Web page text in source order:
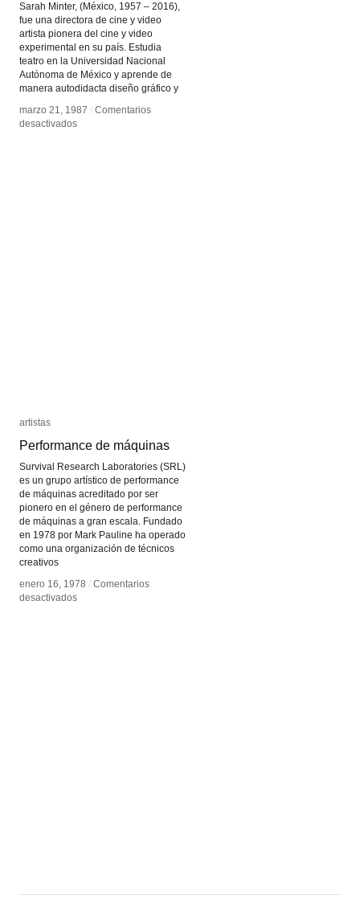
Sarah Minter, (México, 1957 – 2016),
fue una directora de cine y video
artista pionera del cine y video
experimental en su país. Estudia
teatro en la Universidad Nacional
Autónoma de México y aprende de
manera autodidacta diseño gráfico y
marzo 21, 1987 / Comentarios
desactivadosen
marzo 21, 1987 / Comentarios
desactivadosen
artistas
Performance de máquinas
Survival Research Laboratories (SRL)
es un grupo artístico de performance
de máquinas acreditado por ser
pionero en el género de performance
de máquinas a gran escala. Fundado
en 1978 por Mark Pauline ha operado
como una organización de técnicos
creativos
enero 16, 1978 / Comentarios
desactivadosen
artistas
Performance de máquinas
enero 16, 1978 / Comentarios
desactivadosen